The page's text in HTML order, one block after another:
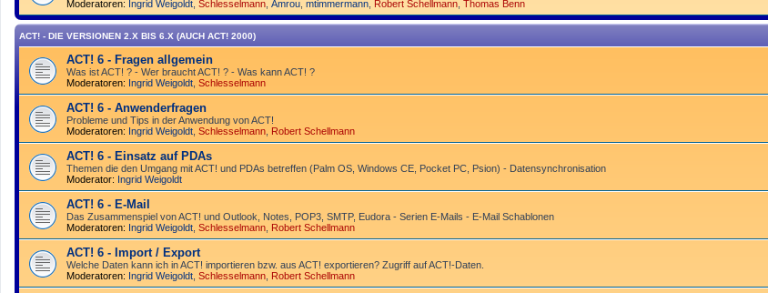
Moderatoren: Ingrid Weigoldt Schlesselmann Amrou mtimmermann Robert Schellmann Thomas Benn
ACT! - DIE VERSIONEN 2.X BIS 6.X (AUCH ACT! 2000)
ACT! 6 - Fragen allgemein
Was ist ACT! ? - Wer braucht ACT! ? - Was kann ACT! ?
Moderatoren: Ingrid Weigoldt Schlesselmann
ACT! 6 - Anwender­fragen
Probleme und Tips in der Anwendung von ACT!
Moderatoren: Ingrid Weigoldt Schlesselmann Robert Schellmann
ACT! 6 - Einsatz auf PDAs
Themen die den Umgang mit ACT! und PDAs betreffen (Palm OS, Windows CE, Pocket PC, Psion) - Datensynchronisation
Moderator: Ingrid Weigoldt
ACT! 6 - E-Mail
Das Zusammen­spiel von ACT! und Outlook, Notes, POP3, SMTP, Eudora - Serien E-Mails - E-Mail Schablonen
Moderatoren: Ingrid Weigoldt Schlesselmann Robert Schellmann
ACT! 6 - Import / Export
Welche Daten kann ich in ACT! importieren bzw. aus ACT! exportieren? Zugriff auf ACT!-Daten.
Moderatoren: Ingrid Weigoldt Schlesselmann Robert Schellmann